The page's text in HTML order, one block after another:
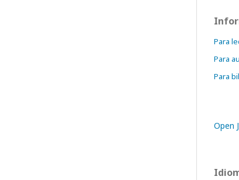
Para
Para
Para
Open